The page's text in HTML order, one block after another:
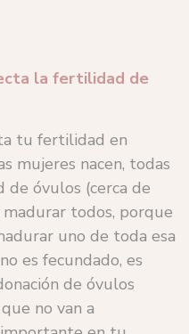
la fertilidad de
tu fertilidad en
mujeres nacen, todas
de óvulos (cerca de
todos, porque
uno de toda esa
es fecundado, es
de óvulos
no van a